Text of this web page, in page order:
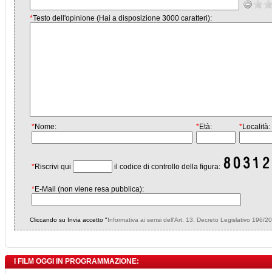
*Testo dell'opinione (Hai a disposizione 3000 caratteri):
*Nome: *Età: *Località:
*Riscrivi qui il codice di controllo della figura:
*E-Mail (non viene resa pubblica):
Cliccando su Invia accetto "Informativa ai sensi dell'Art. 13, Decreto Legislativo 196/
I FILM OGGI IN PROGRAMMAZIONE: